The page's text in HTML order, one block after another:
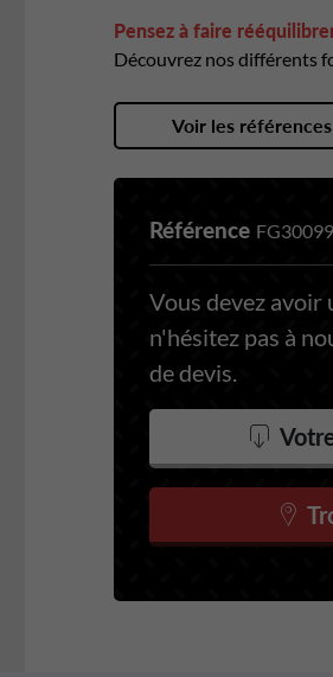
Pensez à faire
Découvrez nos différents
Voir les
Référence
Vous devez avoir
n'hésitez pas à
de devis.